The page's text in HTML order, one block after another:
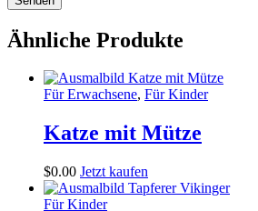
Ähnliche Produkte
Für Erwachsene, Für Kinder
Katze mit Mütze
$0.00 Jetzt kaufen
Für Kinder